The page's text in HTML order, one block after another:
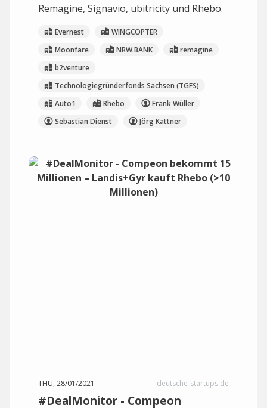
Remagine, Signavio, ubitricity und Rhebo.
Evernest
WINGCOPTER
Moonfare
NRW.BANK
remagine
b2venture
Technologiegründerfonds Sachsen (TGFS)
Auto1
Rhebo
Frank Wüller
Sebastian Dienst
Jörg Kattner
THU, 28/01/2021 deutsche-startups.de
#DealMonitor - Compeon